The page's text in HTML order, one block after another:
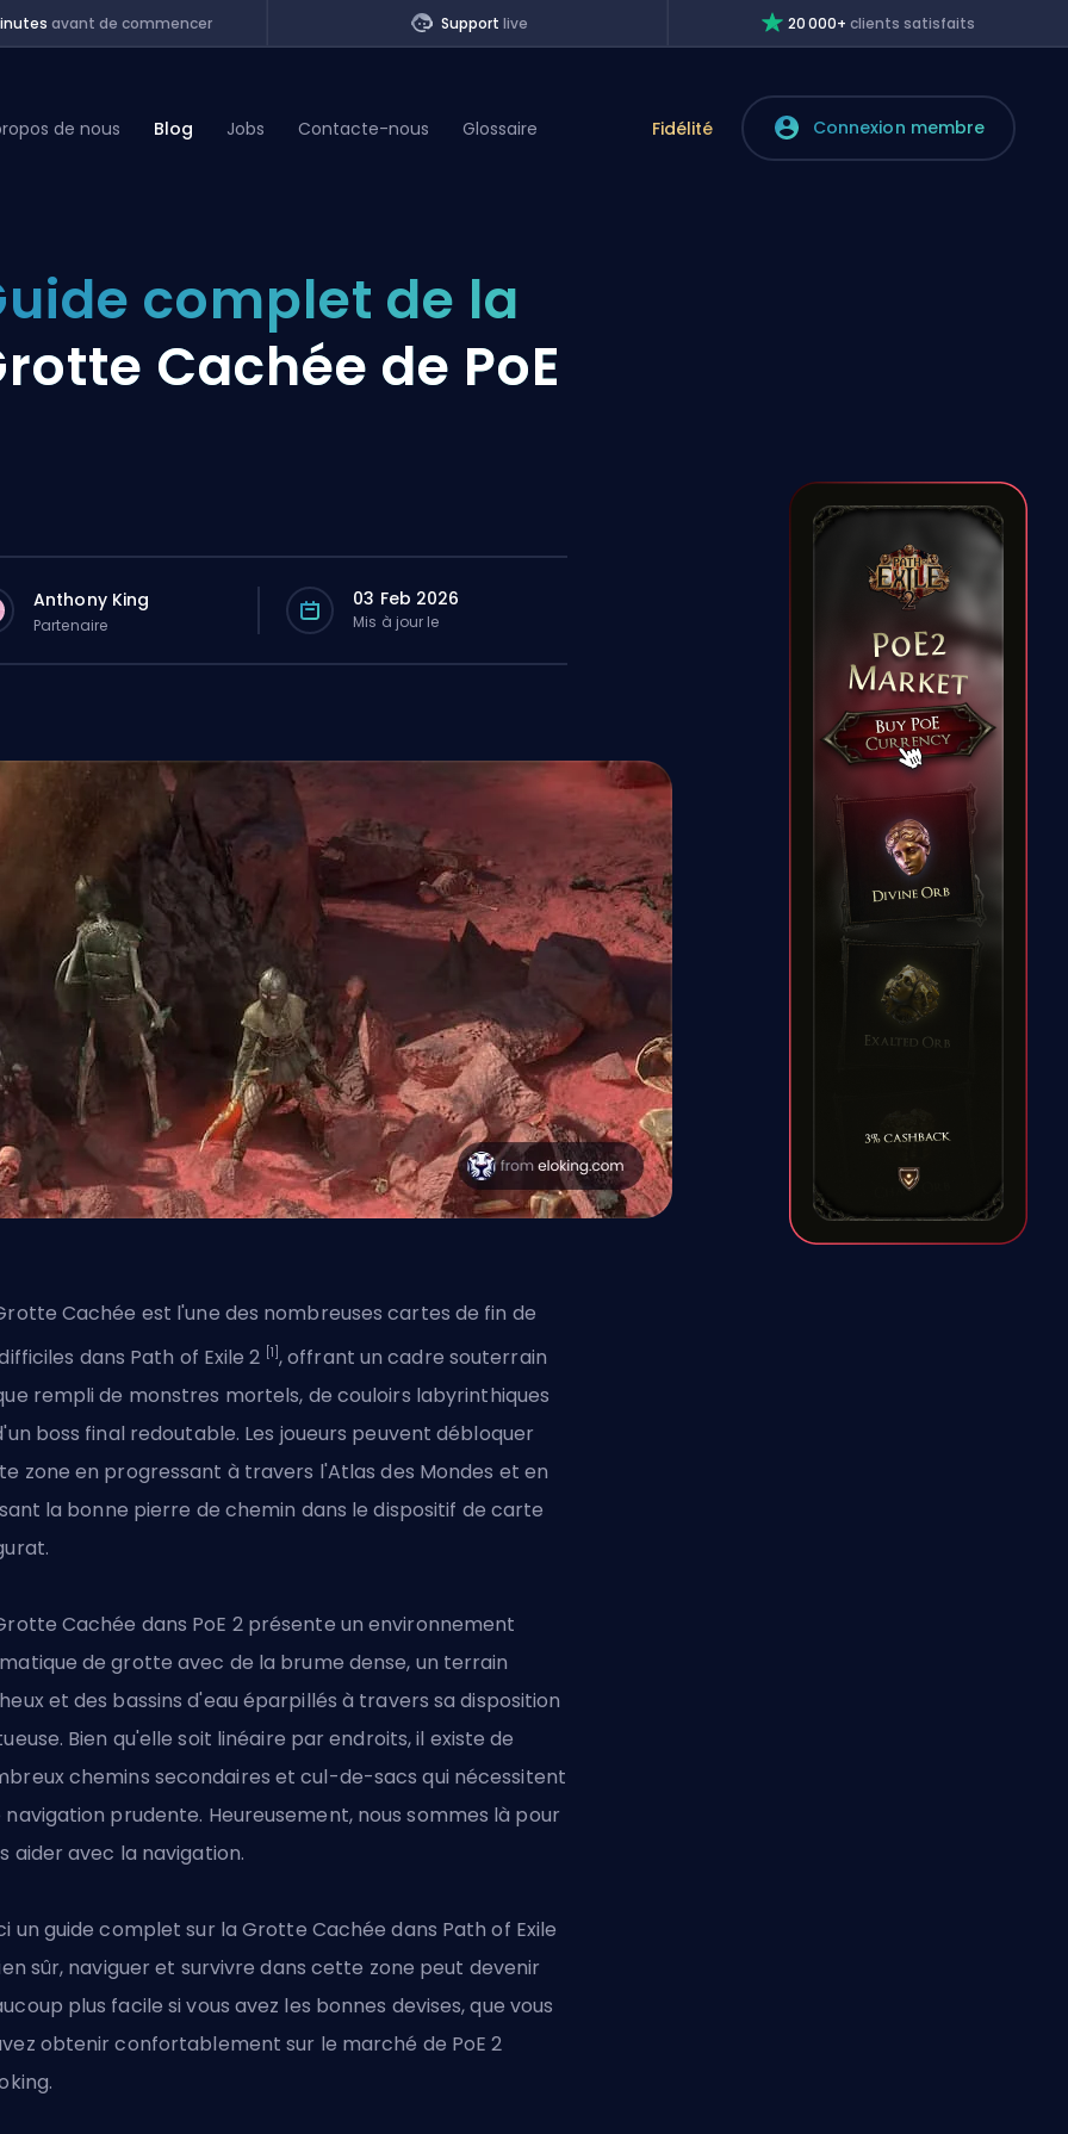
avant de commencer Support live 20 000+clients satisfaits
de nous Blog Jobs Contacte-nous Glossaire Fidélité Connexion membre
complet de la
Cachée de PoE
Anthony King
Partenaire
03 Feb 2026
Mis à jour le
Cachée est l'une des nombreusescartes de fin de
dans Path of Exile 2 [1] , offrant un cadre souterrain
rempli de monstres mortels, de couloirs labyrinthiques
boss final redoutable. Les joueurs peuvent débloquer
zone en progressant à travers l'Atlas des Mondes et en
la bonne pierre de chemin dans le dispositif de carte
Cachée dans PoE 2 présente un environnement
de grotte avec de la brume dense, un terrain
et des bassins d'eau éparpillés à travers sa disposition
Bien qu'elle soit linéaire par endroits, il existe de
chemins secondaires et cul-de-sacs qui nécessitent
navigation prudente. Heureusement, nous sommes là pour
aider avec la navigation.
un guide complet sur la Grotte Cachée dans Path of Exile
sûr, naviguer et survivre dans cette zone peut devenir
plus facile si vous avez les bonnes devises, que vous
obtenir confortablement sur le marché de PoE 2
.